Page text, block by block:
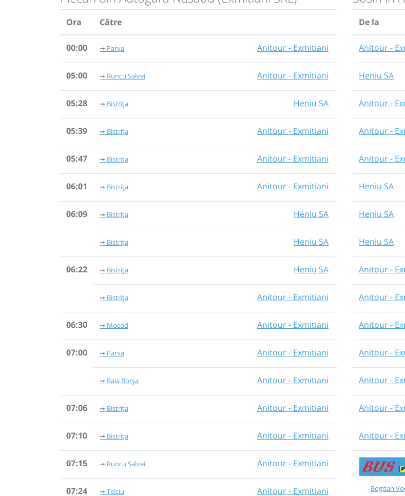
Ora Către
00:00 Anitour - Exmitiani
Parva
05:00 Anitour - Exmitiani
Runcu Salvei
05:28 Heniu SA
Bistrița
05:39 Anitour - Exmitiani
Bistrița
05:47 Anitour - Exmitiani
Bistrița
06:01 Anitour - Exmitiani
Bistrița
06:09 Heniu SA
Bistrița
Heniu SA
Bistrița
06:22 Heniu SA
Bistrița
Anitour - Exmitiani
Bistrița
06:30 Anitour - Exmitiani
Mocod
07:00 Anitour - Exmitiani
Parva
Anitour - Exmitiani
Baia Borşa
07:06 Anitour - Exmitiani
Bistrița
07:10 Anitour - Exmitiani
Bistrița
07:15 Anitour - Exmitiani
Runcu Salvei
07:24 Anitour - Exmitiani
Telciu
De la
Anitour -
Heniu SA
Anitour -
Anitour -
Anitour -
Heniu SA
Heniu SA
Heniu SA
Anitour -
Anitour -
Anitour -
Anitour -
Anitour -
Anitour -
Anitour -
Bogdan